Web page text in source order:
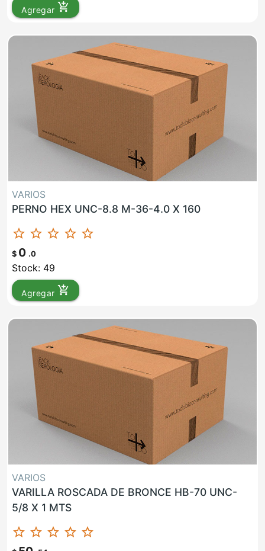
Agregar add_shopping_cart
VARIOS
PERNO HEX UNC-8.8 M-36-4.0 X 160
star_border star_border star_border star_border star_border
$ 0 .0
Stock: 49
Agregar add_shopping_cart
VARIOS
VARILLA ROSCADA DE BRONCE HB-70 UNC-
5/8 X 1 MTS
star_border star_border star_border star_border star_border